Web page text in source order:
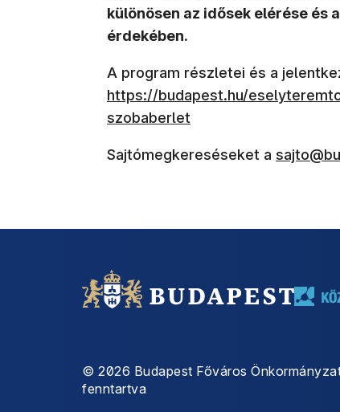
különösen az idősek elérése és
érdekében.
A program részletei és a
(új ablakban nyílik meg)
https://budapest.hu/
szobaberlet
Sajtómegkereséseket a (új
© 2026 Budapest Főváros
fenntartva